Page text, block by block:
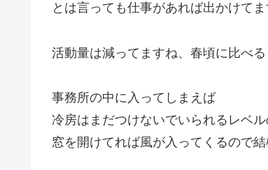
とは言っても仕事があれば出かけてま
活動量は減ってますね、春頃に比べる
事務所の中に入ってしまえば
冷房はまだつけないでいられるレベル
窓を開けてれば風が入ってくるので